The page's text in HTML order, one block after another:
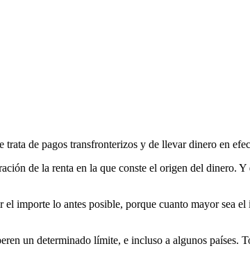
de pagos transfronterizos y de llevar dinero en
de la renta en la que conste el origen del dinero.
importe lo antes posible, porque cuanto mayor sea
un determinado límite, e incluso a algunos países.